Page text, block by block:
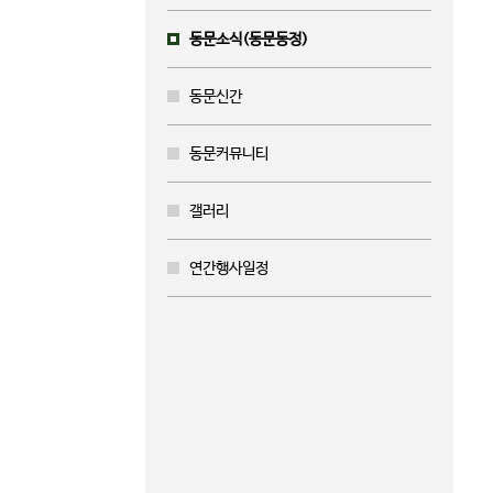
동문소식(동문동정)
동문신간
동문커뮤니티
갤러리
연간행사일정